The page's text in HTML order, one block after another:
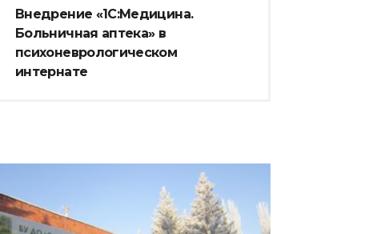
Внедрение «1С:Медицина.
Больничная аптека» в
психоневрологическом
интернате